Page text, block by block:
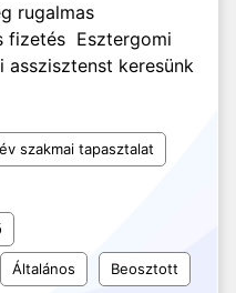
rugalmas
fizetés Esztergomi
asszisztenst keresünk
szakmai tapasztalat
Általános Beosztott